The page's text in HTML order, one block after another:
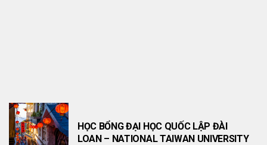
HỌC BỔNG ĐẠI HỌC QUỐC LẬP ĐÀI
LOAN – NATIONAL TAIWAN UNIVERSITY